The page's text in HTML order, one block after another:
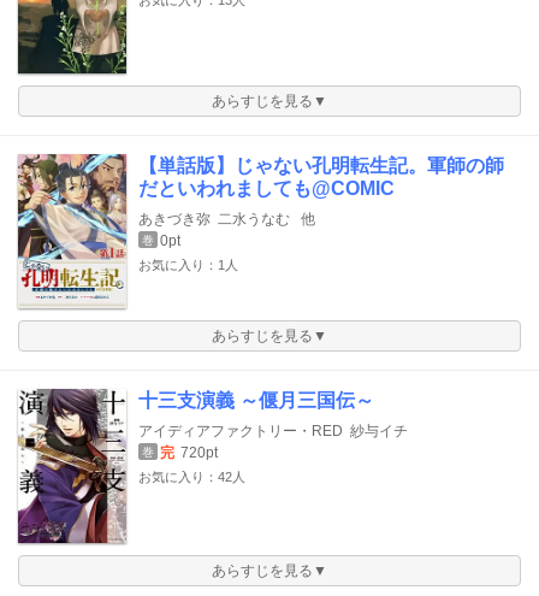
あらすじを見る▼
【単話版】じゃない孔明転生記。軍師の師
だといわれましても@COMIC
あきづき弥 二水うなむ 他
巻 0pt
お気に入り：1人
あらすじを見る▼
十三支演義 ～偃月三国伝～
アイディアファクトリー・RED 紗与イチ
巻 完 720pt
お気に入り：42人
あらすじを見る▼